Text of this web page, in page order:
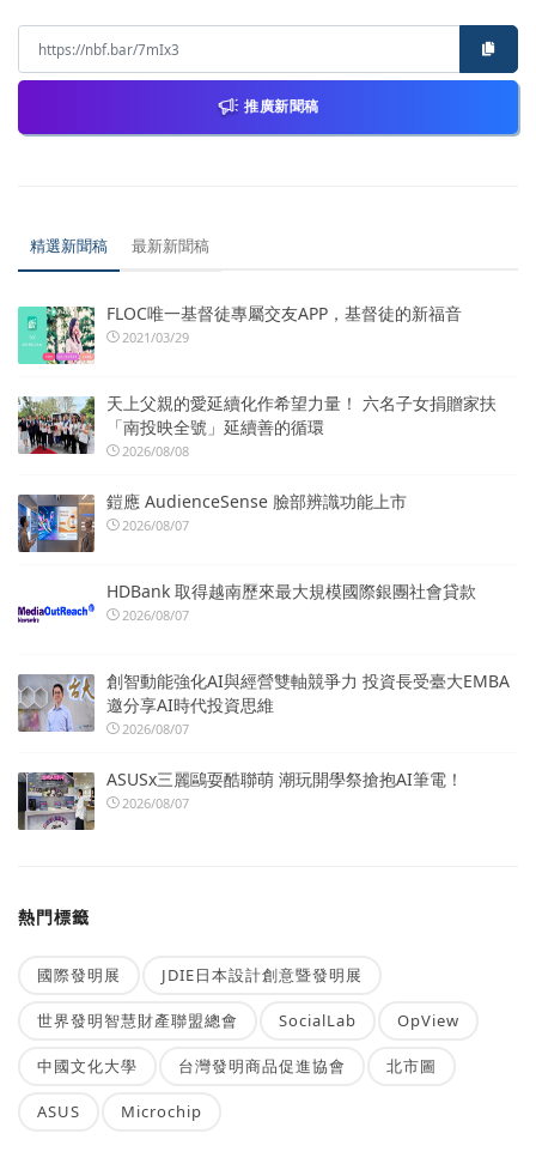
推廣新聞稿
精選新聞稿 最新新聞稿
FLOC唯一基督徒專屬交友APP，基督徒的新福音
2021/03/29
天上父親的愛延續化作希望力量！ 六名子女捐贈家扶
「南投映全號」延續善的循環
2026/08/08
鎧應 AudienceSense 臉部辨識功能上市
2026/08/07
HDBank 取得越南歷來最大規模國際銀團社會貸款
2026/08/07
創智動能強化AI與經營雙軸競爭力 投資長受臺大EMBA
邀分享AI時代投資思維
2026/08/07
ASUSx三麗鷗耍酷聯萌 潮玩開學祭搶抱AI筆電！
2026/08/07
熱門標籤
國際發明展 JDIE日本設計創意暨發明展
世界發明智慧財產聯盟總會 SocialLab OpView
中國文化大學 台灣發明商品促進協會 北市圖
ASUS Microchip